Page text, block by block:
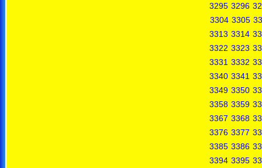
3295 3296
3304 3305
3313 3314
3322 3323
3331 3332
3340 3341
3349 3350
3358 3359
3367 3368
3376 3377
3385 3386
3394 3395